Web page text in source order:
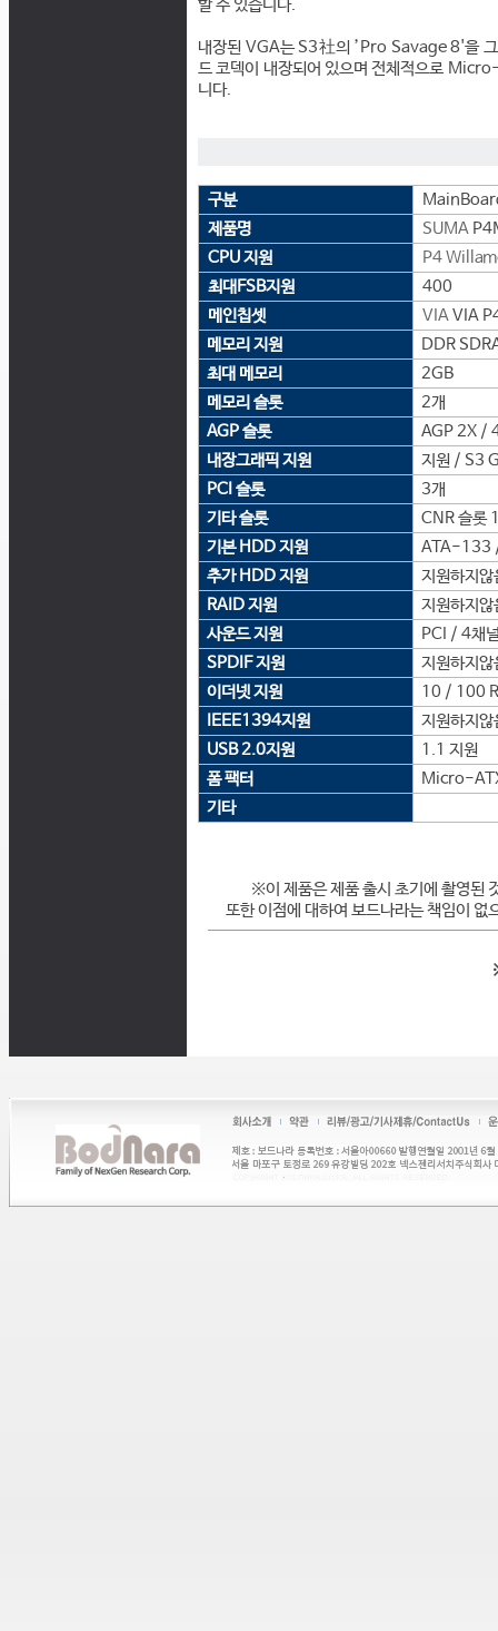
할 수 있습니다.
내장된 VGA는 S3社의 ’Pro Savage 8'을
드 코덱이 내장되어 있으며 전체적으로
니다.
구분
제품명
SUMA
CPU 지원
P4
최대FSB지원
400
메인칩셋
VIAVIA
메모리 지원
DDR
최대 메모리
2GB
메모리 슬롯
2개
AGP 슬롯
AGP 2X /
내장그래픽 지원
지원 / S3
PCI 슬롯
3개
기타 슬롯
CNR 슬롯
기본 HDD 지원
ATA-133
추가 HDD 지원
지원하지않
RAID 지원
지원하지않
사운드 지원
PCI / 4채
SPDIF 지원
지원하지않
이더넷 지원
10 / 100
IEEE1394지원
지원하지않
USB 2.0지원
1.1 지원
폼 팩터
Micro-
기타
※이 제품은 제품 출시 초기에 촬영된
또한 이점에 대하여 보드나라는 책임이 없